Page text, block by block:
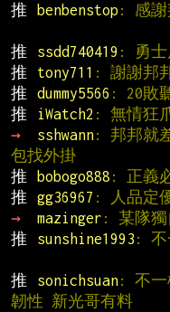
推
benbenstop : 感謝
推
ssdd740419 : 勇士
推
tony711 : 謝謝邦
推
dummy5566 : 20敗
推
iWatch2 : 無情狂
→
sshwann: 邦邦就
包找外掛
推
bobogo888 : 正義
推
gg36967 : 人品定
→
mazinger : 某隊獨
推
sunshine1993 : 不
推
sonichsuan: 不一
韌性 新光哥有料